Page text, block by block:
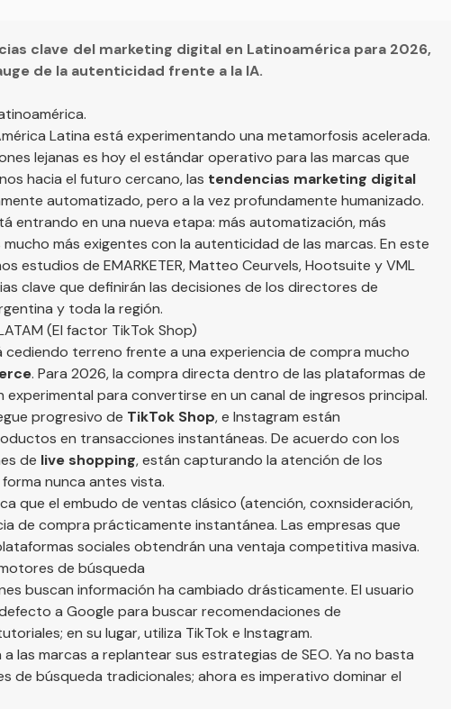
clave del marketing digital en Latinoamérica para 2026,
de la autenticidad frente a la IA.
Latina está experimentando una metamorfosis acelerada.
lejanas es hoy el estándar operativo para las marcas que
hacia el futuro cercano, las tendencias marketing digital
automatizado, pero a la vez profundamente humanizado.
entrando en una nueva etapa: más automatización, más
más exigentes con la autenticidad de las marcas. En este
estudios de EMARKETER,Matteo Ceurvels,Hootsuite yVML
clave que definirán las decisiones de los directores de
y toda la región.
(El factor TikTok Shop)
terreno frente a una experiencia de compra mucho
. Para 2026, la compra directa dentro de las plataformas de
para convertirse en un canal de ingresos principal.
progresivo de TikTok Shop, e Instagram están
en transacciones instantáneas. De acuerdo con los
de live shopping, están capturando la atención de los
nunca antes vista.
que el embudo de ventas clásico (atención, coxnsideración,
de compra prácticamente instantánea. Las empresas que
sociales obtendrán una ventaja competitiva masiva.
de búsqueda
buscan información ha cambiado drásticamente. El usuario
a Google para buscar recomendaciones de
en su lugar, utiliza TikTok e Instagram.
las marcas a replantear sus estrategias de SEO. Ya no basta
de búsqueda tradicionales; ahora es imperativo dominar el